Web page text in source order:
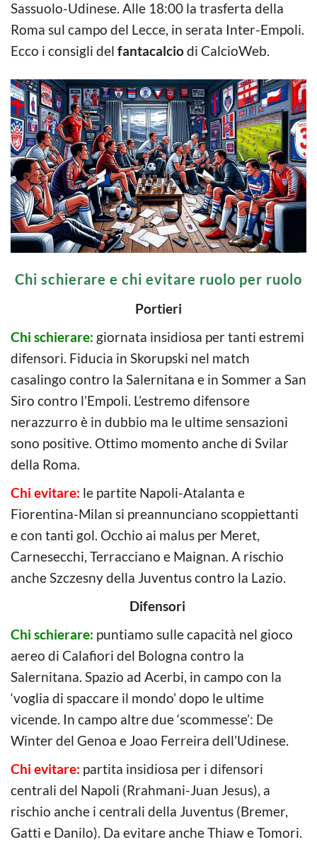
Sassuolo-Udinese. Alle 18:00 la trasferta della
Roma sul campo del Lecce, in serata Inter-Empoli.
Ecco i consigli del fantacalciodi CalcioWeb.
Chi schierare e chi evitare ruolo per ruolo
Portieri
Chi schierare: giornata insidiosa per tanti estremi
difensori. Fiducia in Skorupski nel match
casalingo contro la Salernitana e in Sommer a San
Siro contro l’Empoli. L’estremo difensore
nerazzurro è in dubbio ma le ultime sensazioni
sono positive. Ottimo momento anche di Svilar
della Roma.
Chi evitare: le partite Napoli-Atalanta e
Fiorentina-Milan si preannunciano scoppiettanti
e con tanti gol. Occhio ai malus per Meret,
Carnesecchi, Terracciano e Maignan. A rischio
anche Szczesny della Juventus contro la Lazio.
Difensori
Chi schierare: puntiamo sulle capacità nel gioco
aereo di Calafiori del Bologna contro la
Salernitana. Spazio ad Acerbi, in campo con la
‘voglia di spaccare il mondo’ dopo le ultime
vicende. In campo altre due ‘scommesse’: De
Winter del Genoa e Joao Ferreira dell’Udinese.
Chi evitare: partita insidiosa per i difensori
centrali del Napoli (Rrahmani-Juan Jesus), a
rischio anche i centrali della Juventus (Bremer,
Gatti e Danilo). Da evitare anche Thiaw e Tomori.